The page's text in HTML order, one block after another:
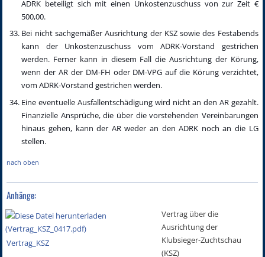
ADRK beteiligt sich mit einen Unkostenzuschuss von zur Zeit €
500,00.
Bei nicht sachgemäßer Ausrichtung der KSZ sowie des Festabends
kann der Unkostenzuschuss vom ADRK-Vorstand gestrichen
werden. Ferner kann in diesem Fall die Ausrichtung der Körung,
wenn der AR der DM-FH oder DM-VPG auf die Körung verzichtet,
vom ADRK-Vorstand gestrichen werden.
Eine eventuelle Ausfallentschädigung wird nicht an den AR gezahlt.
Finanzielle Ansprüche, die über die vorstehenden Vereinbarungen
hinaus gehen, kann der AR weder an den ADRK noch an die LG
stellen.
nach oben
Anhänge:
Vertrag_KSZ
Vertrag über die
Ausrichtung der
Klubsieger-Zuchtschau
(KSZ)